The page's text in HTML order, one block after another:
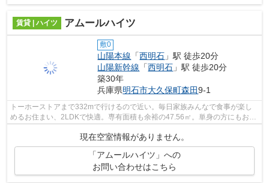
賃貸 | ハイツ アムールハイツ
敷0
山陽本線 「西明石 」駅 徒歩20分
山陽新幹線 「西明石 」駅 徒歩20分
築30年
兵庫県明石市大久保町森田9-1
トーホーストアまで332mで行けるので近い。毎日家族みんなで食事が楽し
めるお住まい、2LDKで快適。専有面積も余裕の47.56㎡。単身の方にもお勧
現在空室情報がありません。
「アムールハイツ」への
お問い合わせはこちら